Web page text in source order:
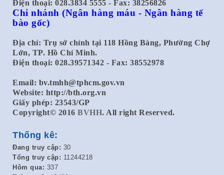
Điện thoại: 028.3834 5555 - Fax: 38256826
Chi nhánh (Ngân hàng máu - Ngân hàng tế
bào gốc)
Địa chỉ: Trụ sở chính tại 118 Hồng Bàng, Phường Chợ
Lớn, TP. Hồ Chí Minh.
Điện thoại: 028.39571342 - Fax: 38552978
Email: bv.tmhh@tphcm.gov.vn
Website: http://bth.org.vn
Giấy phép: 23543/GP
Copyright© 2016 BVHH. All right Reserved.
Thống kê:
Đang truy cập: 30
Tổng truy cập: 11244218
Hôm qua: 337